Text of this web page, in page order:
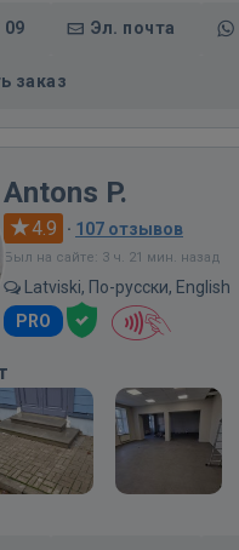
Эл. почта
заказ
Antons P.
4.9 · 107 отзывов
Был на сайте: 3 ч. 21 мин. назад
Latviski, По-русски, English
PRO